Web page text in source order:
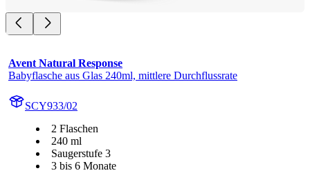
Avent Natural Response
Babyflasche aus Glas 240ml, mittlere Durchflussrate
SCY933/02
2 Flaschen
240 ml
Saugerstufe 3
3 bis 6 Monate